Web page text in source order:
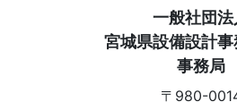
一般社団法
宮城県設備設計
事務局
〒980-